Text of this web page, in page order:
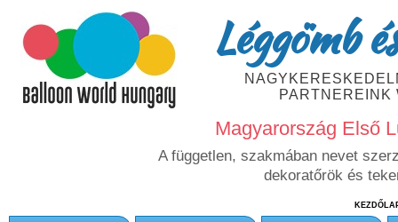
Léggömb
PARTNEREINK
Magyarország Első
A független, szakmában nevet
dekoratőrök és